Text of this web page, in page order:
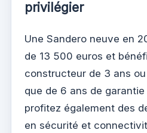
privilégier
Une Sandero neuve en
de 13 500 euros et
constructeur de 3 ans
que de 6 ans de
profitez également des
en sécurité et